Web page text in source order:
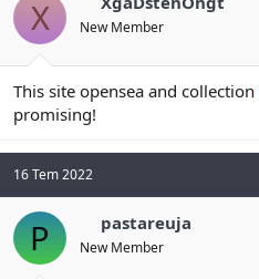
X New Member
This site opensea and collection
promising!
16 Tem 2022
P pastareuja
New Member